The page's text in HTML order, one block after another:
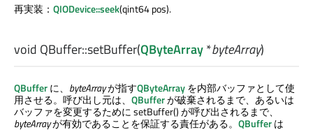
再実装： QIODevice::seek(qint64 pos).
void QBuffer::setBuffer(QByteArray*byteArray)
QBufferに、 byteArrayが指すQByteArrayを内部バッファとして使
用させる。呼び出し元は、 QBufferが破棄されるまで、あるいは
バッファを変更するために setBuffer() が呼び出されるまで、
byteArrayが有効であることを保証する責任がある。 QBufferは